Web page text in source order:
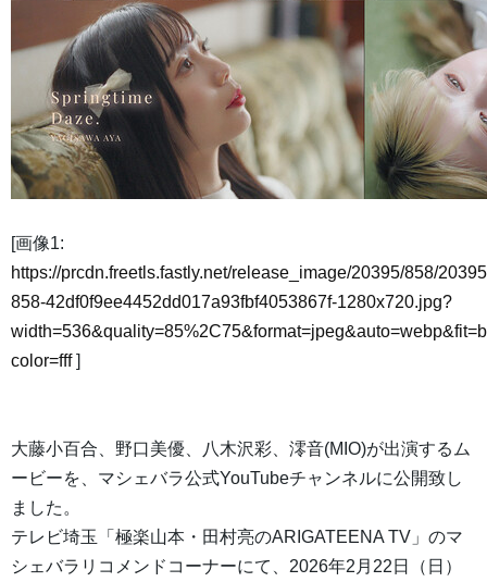
[画像1:
https://prcdn.freetls.fastly.net/release_image/20395/858/
858-42df0f9ee4452dd017a93fbf4053867f-1280x720.jpg?
color=fff]
大藤小百合、野口美優、八木沢彩、澪音(MIO)が出演するム
ービーを、マシェバラ公式YouTubeチャンネルに公開致し
ました。
テレビ埼玉「極楽山本・田村亮のARIGATEENA TV」のマ
シェバラリコメンドコーナーにて、2026年2月22日（日）